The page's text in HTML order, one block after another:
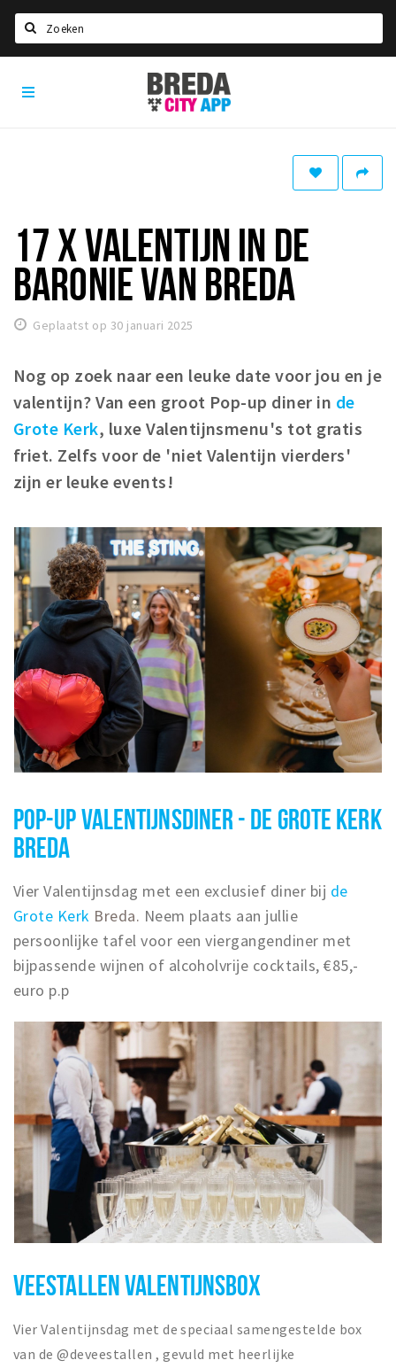
Home
Eten
Drinken
Slapen
Winkels
Winkelgebieden
Parkeren
Bezienswaardigheden
Musea, theaters & podia
Uitjes & activiteiten
Toeristische routes
Natuurgebieden
Baroniepoorten
Sport
Privacy
Inloggen
Breda
City
App
17 X VALENTIJN IN DE
BARONIE VAN BREDA
Geplaatst op 30 januari 2025
Nog op zoek naar een leuke date voor jou en je
valentijn? Van een groot Pop-up diner in de
Grote Kerk, luxe Valentijnsmenu's tot gratis
friet. Zelfs voor de 'niet Valentijn vierders'
zijn er leuke events!
POP-UP VALENTIJNSDINER - DE GROTE KERK
BREDA
Vier Valentijnsdag met een exclusief diner bij de
Grote Kerk Breda. Neem plaats aan jullie
persoonlijke tafel voor een viergangendiner met
bijpassende wijnen of alcoholvrije cocktails,€85,-
euro p.p
VEESTALLEN VALENTIJNSBOX
Vier Valentijnsdag met de speciaal samengestelde box
van de @deveestallen , gevuld met heerlijke